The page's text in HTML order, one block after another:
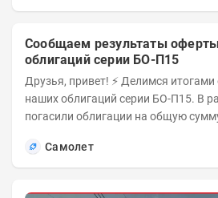
Сообщаем результаты
облигаций серии БО-П15
Друзья, привет! ⚡️ Делимся итогами оферты по выпуску
наших облигаций серии БО-П15. В
погасили облигации на общую
Самолет